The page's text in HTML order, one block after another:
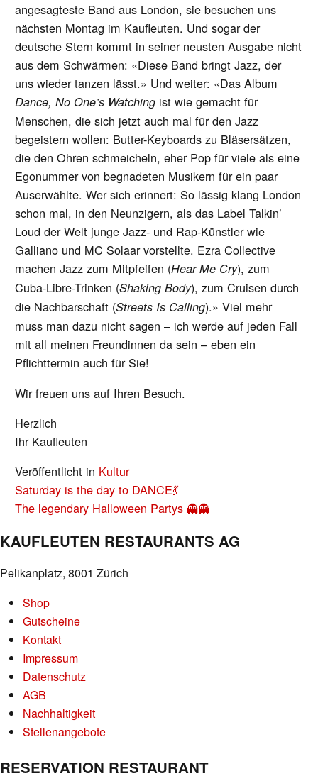
angesagteste Band aus London, sie besuchen uns
nächsten Montag im Kaufleuten. Und sogar der
deutsche Stern kommt in seiner neusten Ausgabe nicht
aus dem Schwärmen: «Diese Band bringt Jazz, der
uns wieder tanzen lässt.» Und weiter: «Das Album
Dance, No One’s Watching ist wie gemacht für
Menschen, die sich jetzt auch mal für den Jazz
begeistern wollen: Butter-Keyboards zu Bläsersätzen,
die den Ohren schmeicheln, eher Pop für viele als eine
Egonummer von begnadeten Musikern für ein paar
Auserwählte. Wer sich erinnert: So lässig klang London
schon mal, in den Neunzigern, als das Label Talkin’
Loud der Welt junge Jazz- und Rap-Künstler wie
Galliano und MC Solaar vorstellte. Ezra Collective
machen Jazz zum Mitpfeifen (Hear Me Cry), zum
Cuba-Libre-Trinken (Shaking Body), zum Cruisen durch
die Nachbarschaft (Streets Is Calling).» Viel mehr
muss man dazu nicht sagen – ich werde auf jeden Fall
mit all meinen Freundinnen da sein – eben ein
Pflichttermin auch für Sie!
Wir freuen uns auf Ihren Besuch.
Herzlich
Ihr Kaufleuten
Veröffentlicht in Kultur
BEITRAGS-
NAVIGATION
Saturday is the day to DANCE💃
The legendary Halloween Partys 👻👻
KAUFLEUTEN RESTAURANTS AG
Pelikanplatz, 8001 Zürich
Shop
Gutscheine
Kontakt
Impressum
Datenschutz
AGB
Nachhaltigkeit
Stellenangebote
RESERVATION RESTAURANT